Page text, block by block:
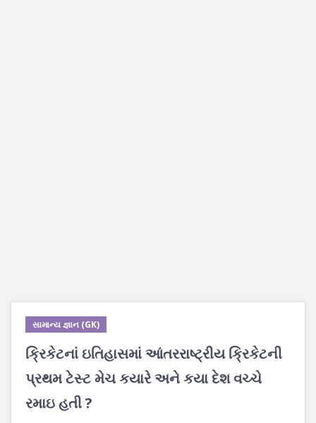
સામાન્ય જ્ઞાન (GK)
ક્રિકેટનાં ઇતિહાસમાં આંતરરાષ્ટ્રીય ક્રિકેટની
પ્રથમ ટેસ્ટ મેચ કયારે અને કયા દેશ વચ્ચે
રમાઇ હતી ?